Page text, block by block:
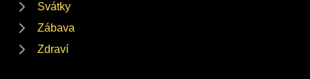
Svátky
Zábava
Zdraví